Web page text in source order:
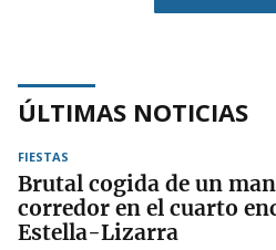
ÚLTIMAS NOTICIAS
FIESTAS
Brutal cogida de un
corredor en el cuarto
Estella-Lizarra